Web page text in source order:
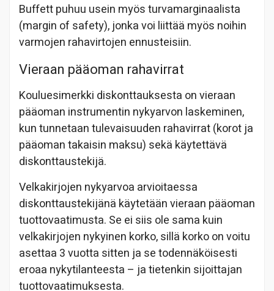
Buffett puhuu usein myös turvamarginaalista
(margin of safety), jonka voi liittää myös noihin
varmojen rahavirtojen ennusteisiin.
Vieraan pääoman rahavirrat
Kouluesimerkki diskonttauksesta on vieraan
pääoman instrumentin nykyarvon laskeminen,
kun tunnetaan tulevaisuuden rahavirrat (korot ja
pääoman takaisin maksu) sekä käytettävä
diskonttaustekijä.
Velkakirjojen nykyarvoa arvioitaessa
diskonttaustekijänä käytetään vieraan pääoman
tuottovaatimusta. Se ei siis ole sama kuin
velkakirjojen nykyinen korko, sillä korko on voitu
asettaa 3 vuotta sitten ja se todennäköisesti
eroaa nykytilanteesta – ja tietenkin sijoittajan
tuottovaatimuksesta.